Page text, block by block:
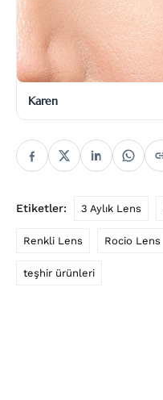
Karen
Etiketler: 3 Aylık Lens
Renkli Lens Rocio Lens
teşhir ürünleri